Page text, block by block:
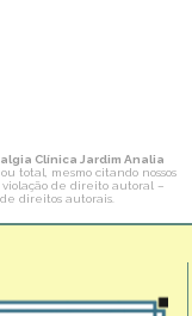
Clínica Jardim Analia
total, mesmo citando nossos
de direito autoral –
direitos autorais